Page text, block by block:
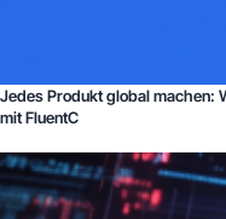
Jedes Produkt global machen:
mit FluentC